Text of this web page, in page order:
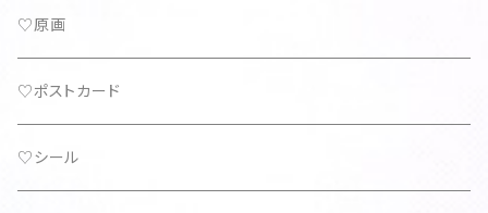
♡原画
♡ポストカード
♡シール